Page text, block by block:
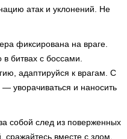
атак и уклонений. Не
фиксирована на враге.
битвах с боссами.
адаптируйся к врагам. С
уворачиваться и наносить
собой след из поверженных
вместе с злом.